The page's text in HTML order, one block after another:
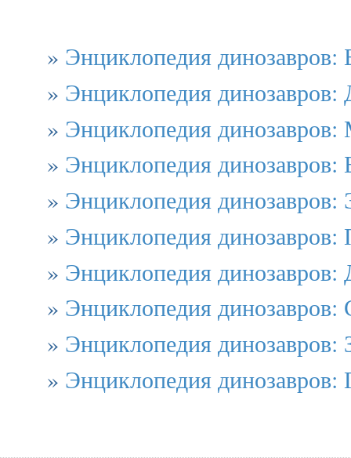
» Энциклопедия динозавров:
» Энциклопедия динозавров:
» Энциклопедия динозавров:
» Энциклопедия динозавров:
» Энциклопедия динозавров:
» Энциклопедия динозавров:
» Энциклопедия динозавров:
» Энциклопедия динозавров:
» Энциклопедия динозавров:
» Энциклопедия динозавров: